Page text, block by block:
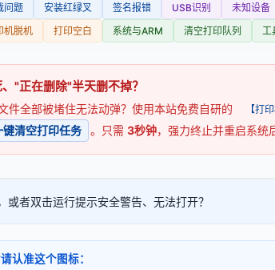
问题 安装红绿叉 签名报错 USB识别 未知设备
机脱机
打印空白 系统与ARM 清空打印队列 工
"正在删除"半天删不掉？
件全部被堵住无法动弹？使用本站免费自研的 【打
键清空打印任务 。只需 3秒钟，强力终止并重启系统
或者双击运行提示安全警告、无法打开？
认准这个图标：